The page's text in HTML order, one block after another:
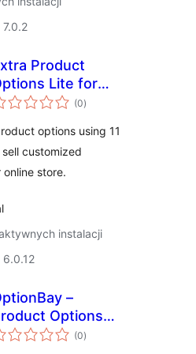
Product
Lite for
(0wszystkich
ocen
)
options using 11
customized
store.
instalacji
6.0.12
–
Options
Addons (0wszystkich
ocen
)